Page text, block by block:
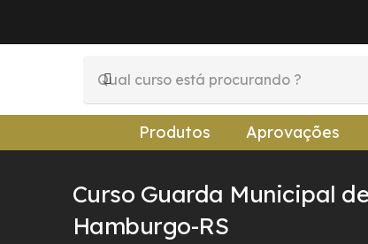
Produtos Aprovações
Curso Guarda Municipal
Hamburgo-RS